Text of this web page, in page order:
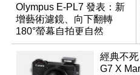
Olympus E-PL7 發表：新
增藝術濾鏡、向下翻轉
180°螢幕自拍更自然
經典不
G7 X